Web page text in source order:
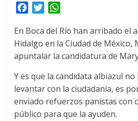
c
e
b
o
k
T
i
t
t
r
a
t
s
p
p
En Boca del Río han arribado el
Hidalgo en la Ciudad de México,
apuntalar la candidatura de
Y es que la candidata albiazul
levantar con la ciudadanía, es
enviado refuerzos panistas con
público para que la ayuden.